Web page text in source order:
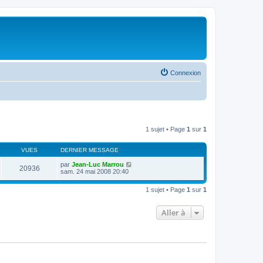
Connexion
1 sujet • Page 1 sur 1
VUES DERNIER MESSAGE
20936 par Jean-Luc Marrou
sam. 24 mai 2008 20:40
1 sujet • Page 1 sur 1
Aller à